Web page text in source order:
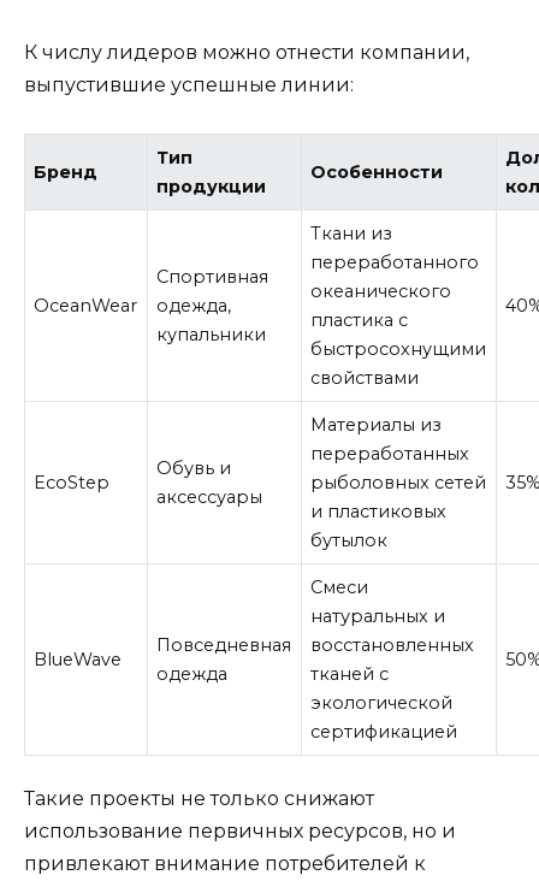
К числу лидеров можно отнести компании,
выпустившие успешные линии:
Бренд
Тип
продукции
Особенности
OceanWear
Спортивная
одежда,
купальники
Ткани из
переработанного
океанического
пластика с
быстросохнущими
свойствами
EcoStep
Обувь и
аксессуары
Материалы из
переработанных
рыболовных сетей
и пластиковых
бутылок
BlueWave
Повседневная
одежда
Смеси
натуральных и
восстановленных
тканей с
экологической
сертификацией
Такие проекты не только снижают
использование первичных ресурсов, но и
привлекают внимание потребителей к